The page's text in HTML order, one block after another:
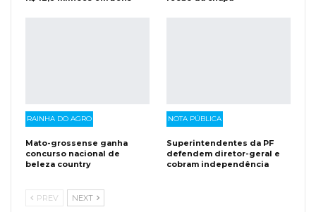
RAINHA DO AGRO
Mato-grossense ganha
concurso nacional de
beleza country
NOTA PÚBLICA
Superintendentes da PF
defendem diretor-geral e
cobram independência
PREV NEXT